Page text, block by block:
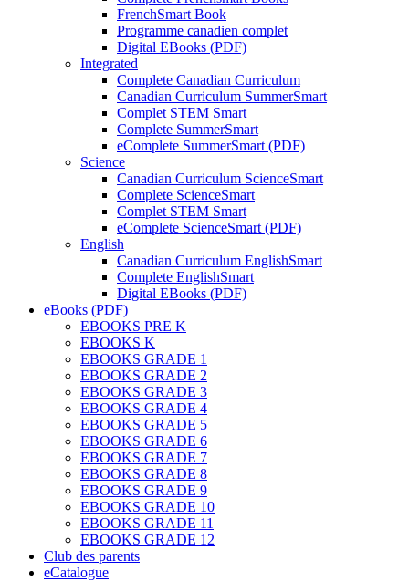
FrenchSmart Book
Programme canadien complet
Digital EBooks (PDF)
Integrated
Complete Canadian Curriculum
Canadian Curriculum SummerSmart
Complet STEM Smart
Complete SummerSmart
eComplete SummerSmart (PDF)
Science
Canadian Curriculum ScienceSmart
Complete ScienceSmart
Complet STEM Smart
eComplete ScienceSmart (PDF)
English
Canadian Curriculum EnglishSmart
Complete EnglishSmart
Digital EBooks (PDF)
eBooks (PDF)
EBOOKS PRE K
EBOOKS K
EBOOKS GRADE 1
EBOOKS GRADE 2
EBOOKS GRADE 3
EBOOKS GRADE 4
EBOOKS GRADE 5
EBOOKS GRADE 6
EBOOKS GRADE 7
EBOOKS GRADE 8
EBOOKS GRADE 9
EBOOKS GRADE 10
EBOOKS GRADE 11
EBOOKS GRADE 12
Club des parents
eCatalogue